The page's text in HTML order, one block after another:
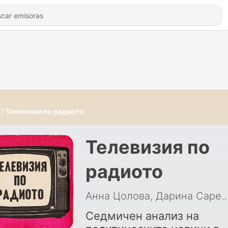
Телевизия по радиото
Телевизия по
радиото
Анна Цолова, Дарина
Седмичен анализ на